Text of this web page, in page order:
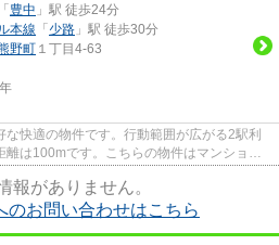
「 豊中 」駅 徒歩24分
本線 「 少路 」駅 徒歩30分
野町 １丁目4-63
快適の物件です。行動範囲が広がる2駅利
は100mです。こちらの物件はマンション
報がありません。
のお問い合わせはこちら